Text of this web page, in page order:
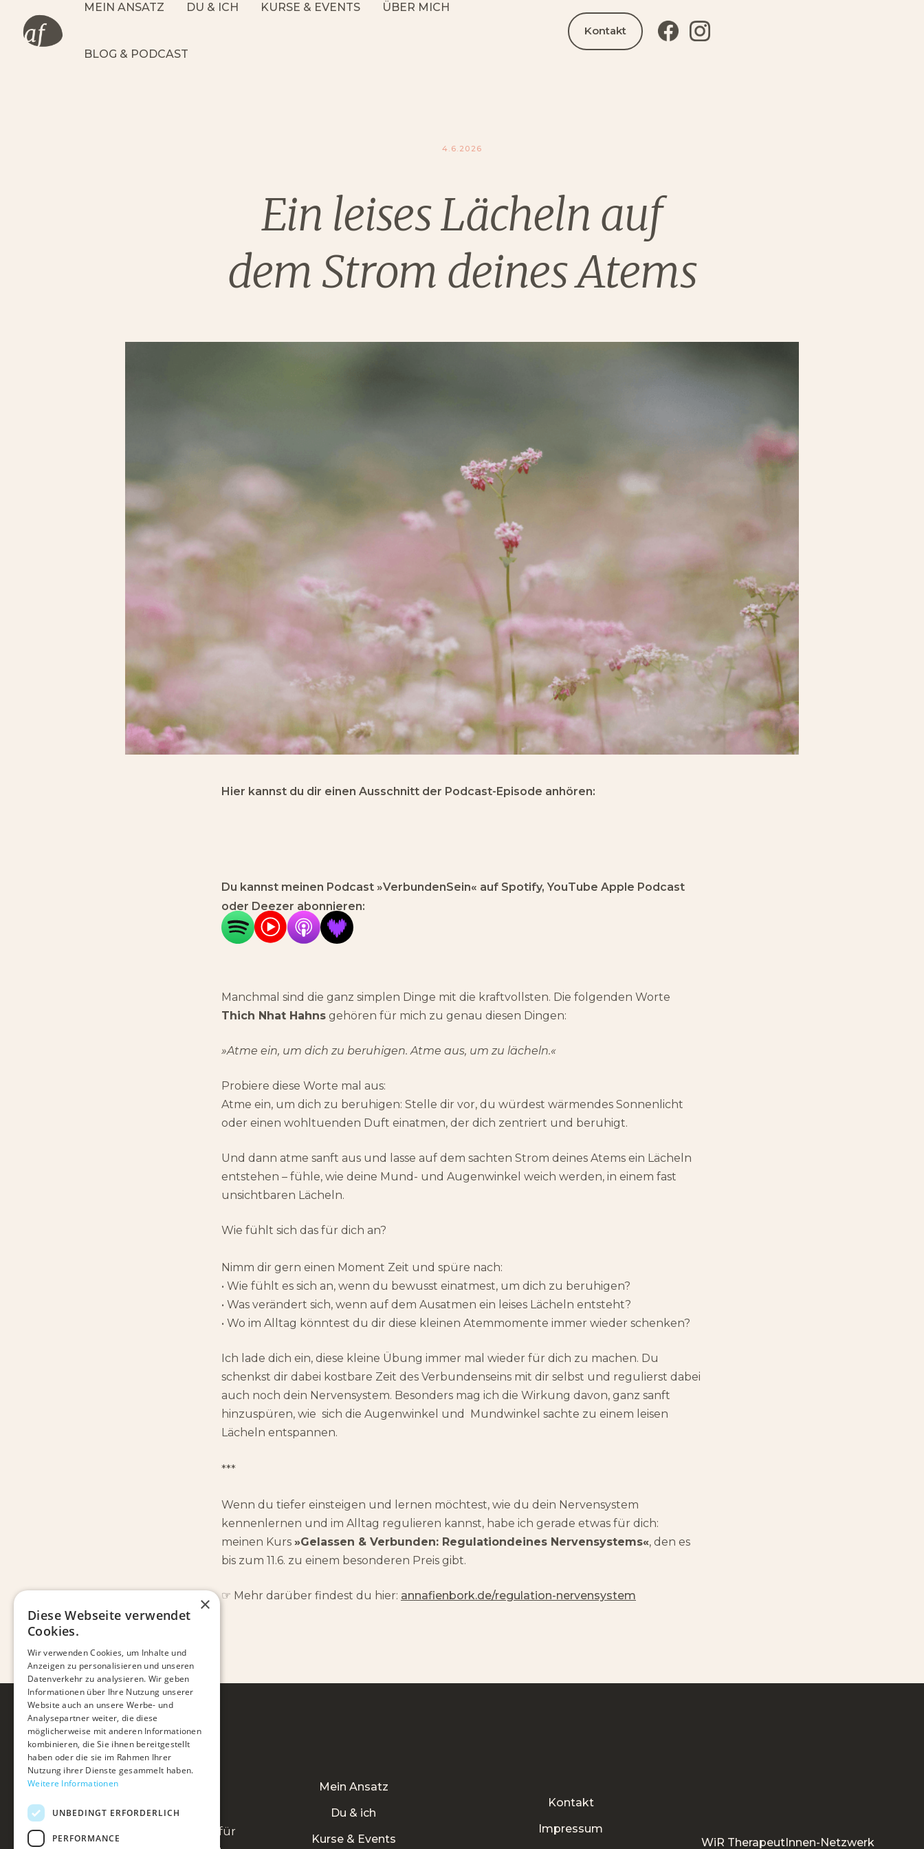
MEIN ANSATZ DU & ICH KURSE & EVENTS ÜBER MICH
BLOG & PODCAST
Kontakt
4.6.2026
Ein leises Lächeln auf
dem Strom deines Atems
Hier kannst du dir einen Ausschnitt der Podcast-Episode anhören:
Du kannst meinen Podcast »VerbundenSein« auf Spotify, YouTube Apple Podcast
oder Deezer abonnieren:
Manchmal sind die ganz simplen Dinge mit die kraftvollsten. Die folgenden Worte
Thich Nhat Hahns gehören für mich zu genau diesen Dingen:
»Atme ein, um dich zu beruhigen. Atme aus, um zu lächeln.«
Probiere diese Worte mal aus:
Atme ein, um dich zu beruhigen: Stelle dir vor, du würdest wärmendes Sonnenlicht
oder einen wohltuenden Duft einatmen, der dich zentriert und beruhigt.
Und dann atme sanft aus und lasse auf dem sachten Strom deines Atems ein Lächeln
entstehen – fühle, wie deine Mund- und Augenwinkel weich werden, in einem fast
unsichtbaren Lächeln.
Wie fühlt sich das für dich an?
Nimm dir gern einen Moment Zeit und spüre nach:
• Wie fühlt es sich an, wenn du bewusst einatmest, um dich zu beruhigen?
• Was verändert sich, wenn auf dem Ausatmen ein leises Lächeln entsteht?
• Wo im Alltag könntest du dir diese kleinen Atemmomente immer wieder schenken?
Ich lade dich ein, diese kleine Übung immer mal wieder für dich zu machen. Du
schenkst dir dabei kostbare Zeit des Verbundenseins mit dir selbst und regulierst dabei
auch noch dein Nervensystem. Besonders mag ich die Wirkung davon, ganz sanft
hinzuspüren, wie sich die Augenwinkel und Mundwinkel sachte zu einem leisen
Lächeln entspannen.
***
Wenn du tiefer einsteigen und lernen möchtest, wie du dein Nervensystem
kennenlernen und im Alltag regulieren kannst, habe ich gerade etwas für dich:
meinen Kurs »Gelassen & Verbunden: Regulationdeines Nervensystems«, den es
bis zum 11.6. zu einem besonderen Preis gibt.
☞ Mehr darüber findest du hier: annafienbork.de/regulation-nervensystem
Anna Fienbork ist Heilpraktikerin für
Mein Ansatz
Du & ich
Kurse & Events
Kontakt
Impressum
WiR TherapeutInnen-Netzwerk
×
Diese Webseite verwendet
Cookies.
Wir verwenden Cookies, um Inhalte und
Anzeigen zu personalisieren und unseren
Datenverkehr zu analysieren. Wir geben
Informationen über Ihre Nutzung unserer
Website auch an unsere Werbe- und
Analysepartner weiter, die diese
möglicherweise mit anderen Informationen
kombinieren, die Sie ihnen bereitgestellt
haben oder die sie im Rahmen Ihrer
Nutzung ihrer Dienste gesammelt haben.
Weitere Informationen
UNBEDINGT ERFORDERLICH
PERFORMANCE